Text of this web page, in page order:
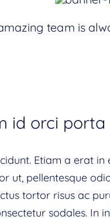
team is
id orci porta
Etiam a erat
ut, pellentesque
tortor risus ac
sodales. In